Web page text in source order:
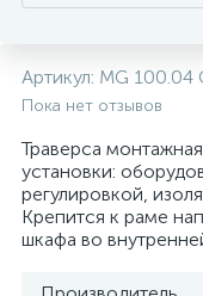
Артикул: MG 100.04
Пока нет отзывов
Траверса
установки:
регулировкой,
Крепится к раме
шкафа во